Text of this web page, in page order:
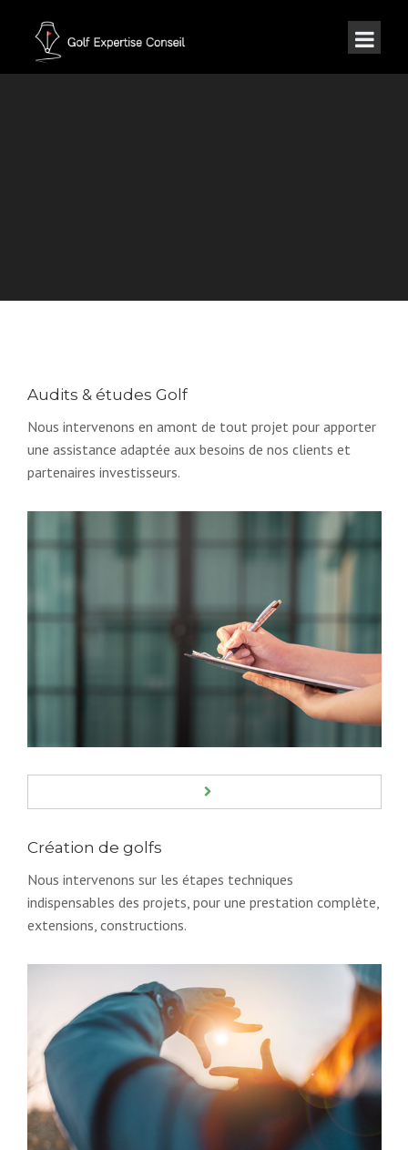
Audits & études Golf
Nous intervenons en amont de tout projet pour apporter
une assistance adaptée aux besoins de nos clients et
partenaires investisseurs.
Création de golfs
Nous intervenons sur les étapes techniques
indispensables des projets, pour une prestation complète,
extensions, constructions.